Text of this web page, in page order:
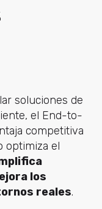
soluciones de
el End-to-
competitiva
optimiza el
los
reales.